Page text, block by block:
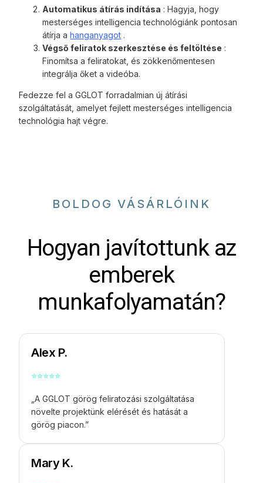
Automatikus átírás indítása : Hagyja, hogy
mesterséges intelligencia technológiánk pontosan
átírja ahanganyagot .
Végső feliratok szerkesztése és feltöltése :
Finomítsa a feliratokat, és zökkenőmentesen
integrálja őket a videóba.
Fedezze fel a GGLOT forradalmian új átírási
szolgáltatását, amelyet fejlett mesterséges intelligencia
technológia hajt végre.
BOLDOG VÁSÁRLÓINK
Hogyan javítottunk az
emberek
munkafolyamatán?
Alex P.
⭐⭐⭐⭐⭐
„A GGLOT görög feliratozási szolgáltatása
növelte projektünk elérését és hatását a
görög piacon.”
Mary K.